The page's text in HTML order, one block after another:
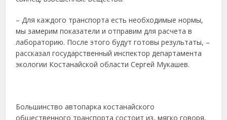
– Для каждого транспорта есть необходимые нормы,
мы замерим показатели и отправим для расчета в
лабораторию. После этого будут готовы результаты, –
рассказал государственный инспектор департамента
экологии Костанайской области Сергей Мукашев.
Большинство автопарка костанайского
общественного транспорта состоит из, мягко говоря,